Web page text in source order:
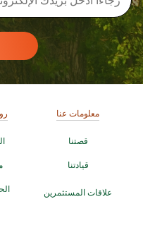
معلومات عنا
قصتنا
قيادتنا
علاقات المستثمرين